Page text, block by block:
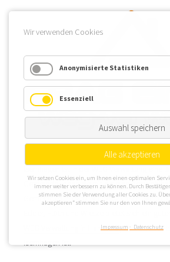
Gemeinde, denn sie gilt als eine der
Gemeinden in ganz Niedersachsen. Mit
WEG Verwaltung in Hannover, das ein
Isernhagen ist.
Wir verwenden Cookies
Anonymisierte Statistiken
Essenziell
Auswahl speichern
Alle akzeptieren
Wir setzen Cookies ein, um Ihnen einen optimalen
immer weiter verbessern zu können. Durch
stimmen Sie der Verwendung aller Cookies zu.
akzeptieren” stimmen Sie nur den von Ihnen
Impressum Datenschutz